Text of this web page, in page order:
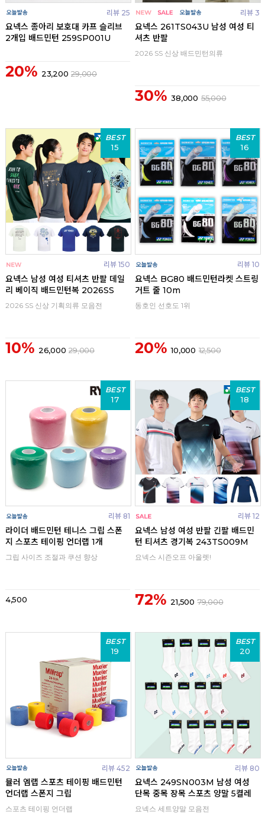
리뷰 25
요넥스 종아리 보호대 카프 슬리브
2개입 배드민턴 259SP001U
20% 23,200 29,000
리뷰 3
요넥스 261TS043U 남성 여성 티
셔츠 반팔
2026 SS 신상 배드민턴의류
30% 38,000 55,000
BEST
15
리뷰 150
요넥스 남성 여성 티셔츠 반팔 데일
리 베이직 배드민턴복 2026SS
2026 SS 신상 기획의류 모음전
10% 26,000 29,000
BEST
16
리뷰 10
요넥스 BG80 배드민턴라켓 스트링
거트 줄 10m
동호인 선호도 1위
20% 10,000 12,500
BEST
17
리뷰 81
라이더 배드민턴 테니스 그립 스폰
지 스포츠 테이핑 언더랩 1개
그립 사이즈 조절과 쿠션 향상
4,500
BEST
18
리뷰 12
요넥스 남성 여성 반팔 긴팔 배드민
턴 티셔츠 경기복 243TS009M
요넥스 시즌오프 아울렛!
72% 21,500 79,000
BEST
19
리뷰 452
뮬러 엠랩 스포츠 테이핑 배드민턴
언더랩 스폰지 그립
스포츠 테이핑 언더랩
BEST
20
리뷰 80
요넥스 249SN003M 남성 여성
단목 중목 장목 스포츠 양말 5켤레
요넥스 세트양말 모음전